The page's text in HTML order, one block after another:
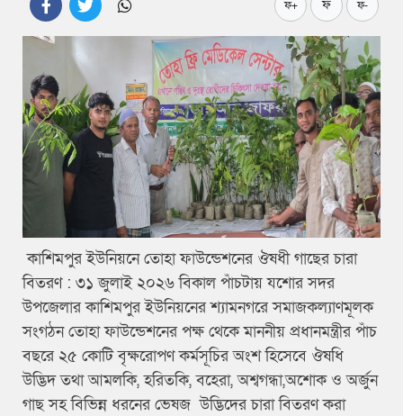
ফ+ ফ ফ-
কাশিমপুর ইউনিয়নে তোহা ফাউন্ডেশনের ঔষধী গাছের চারা
বিতরণ : ৩১ জুলাই ২০২৬ বিকাল পাঁচটায় যশোর সদর
উপজেলার কাশিমপুর ইউনিয়নের শ্যামনগরে সমাজকল্যাণমূলক
সংগঠন তোহা ফাউন্ডেশনের পক্ষ থেকে মাননীয় প্রধানমন্ত্রীর পাঁচ
বছরে ২৫ কোটি বৃক্ষরোপণ কর্মসূচির অংশ হিসেবে ঔষধি
উদ্ভিদ তথা আমলকি, হরিতকি, বহেরা, অশ্বগন্ধা,অশোক ও অর্জুন
গাছ সহ বিভিন্ন ধরনের ভেষজ উদ্ভিদের চারা বিতরণ করা